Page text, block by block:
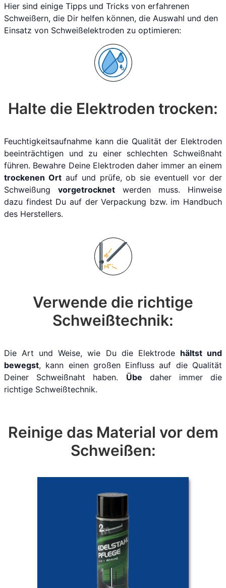
Hier sind einige Tipps und Tricks von erfahrenen
Schweißern, die Dir helfen können, die Auswahl und den
Einsatz von Schweißelektroden zu optimieren:
Halte die Elektroden trocken:
Feuchtigkeitsaufnahme kann die Qualität der Elektroden
beeinträchtigen und zu einer schlechten Schweißnaht
führen. Bewahre Deine Elektroden daher immer an einem
trockenen Ortauf und prüfe, ob sie eventuell vor der
Schweißung vorgetrocknet werden muss. Hinweise
dazu findest Du auf der Verpackung bzw. im Handbuch
des Herstellers.
Verwende die richtige
Schweißtechnik:
Die Art und Weise, wie Du die Elektrode hältst und
bewegst, kann einen großen Einfluss auf die Qualität
Deiner Schweißnaht haben. Übe daher immer die
richtige Schweißtechnik.
Reinige das Material vor dem
Schweißen: